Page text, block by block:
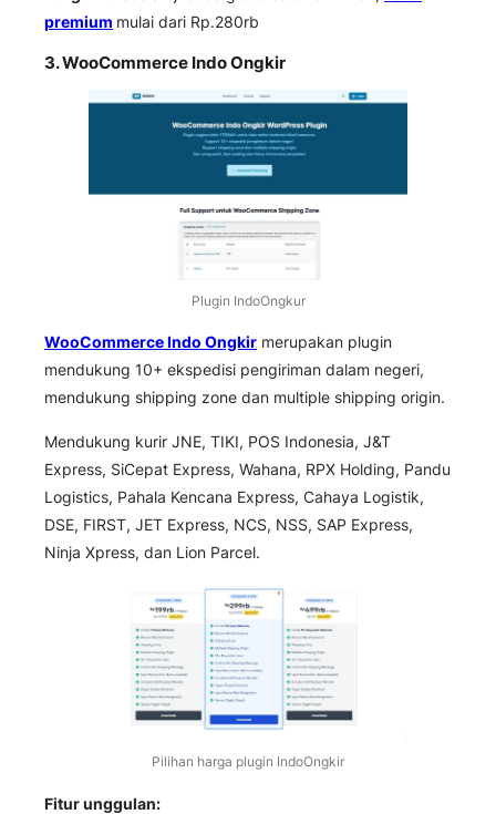
premium mulai dari Rp.280rb
3. WooCommerce Indo Ongkir
Plugin IndoOngkur
WooCommerce Indo Ongkir merupakan plugin
mendukung 10+ ekspedisi pengiriman dalam negeri,
mendukung shipping zone dan multiple shipping origin.
Mendukung kurir JNE, TIKI, POS Indonesia, J&T
Express, SiCepat Express, Wahana, RPX Holding, Pandu
Logistics, Pahala Kencana Express, Cahaya Logistik,
DSE, FIRST, JET Express, NCS, NSS, SAP Express,
Ninja Xpress, dan Lion Parcel.
Pilihan harga plugin IndoOngkir
Fitur unggulan: